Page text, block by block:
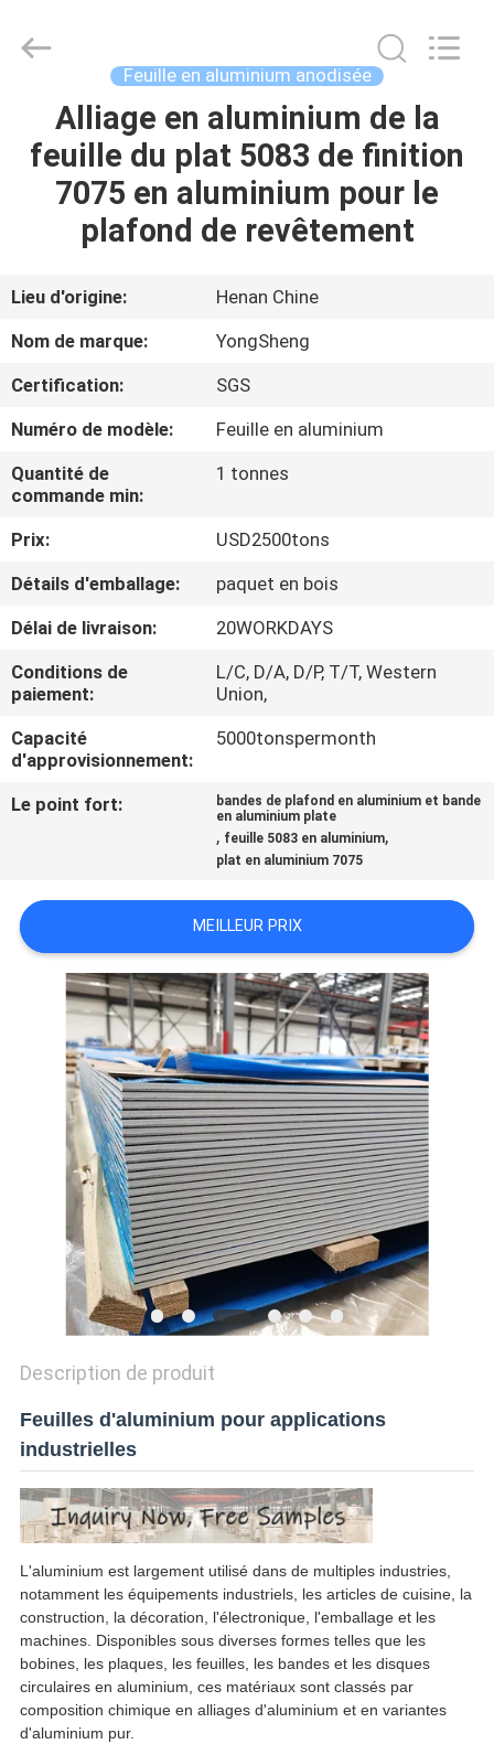
MAISON
PRODUITS
SUJET
DE
NOUS
VISITE
D'USINE
CONTRÔLE
DE
QUALITÉ
CONTACTEZ-
NOUS
NOUVELLES
DEMANDEZ
UNE
CITATION
SITEMAP
POLITIQUE
CONFIDENTIALITÉ
Yongsheng
Aluminum
Feuille en aluminium anodisée
Alliage en aluminium de la
feuille du plat 5083 de finition
7075 en aluminium pour le
plafond de revêtement
Lieu d'origine:
Henan Chine
Nom de marque:
YongSheng
Certification:
SGS
Numéro de modèle:
Feuille en aluminium
Quantité de
commande min:
1 tonnes
Prix:
USD2500tons
Détails d'emballage:
paquet en bois
Délai de livraison:
20WORKDAYS
Conditions de
paiement:
L/C, D/A, D/P, T/T, Western
Union,
Capacité
d'approvisionnement:
5000tonspermonth
Le point fort:
bandes de plafond en aluminium et bande
en aluminium plate
, feuille 5083 en aluminium,
plat en aluminium 7075
MEILLEUR PRIX
Description de produit
Feuilles d'aluminium pour applications
industrielles
L'aluminium est largement utilisé dans de multiples industries,
notamment les équipements industriels, les articles de cuisine, la
construction, la décoration, l'électronique, l'emballage et les
machines. Disponibles sous diverses formes telles que les
bobines, les plaques, les feuilles, les bandes et les disques
circulaires en aluminium, ces matériaux sont classés par
composition chimique en alliages d'aluminium et en variantes
d'aluminium pur.